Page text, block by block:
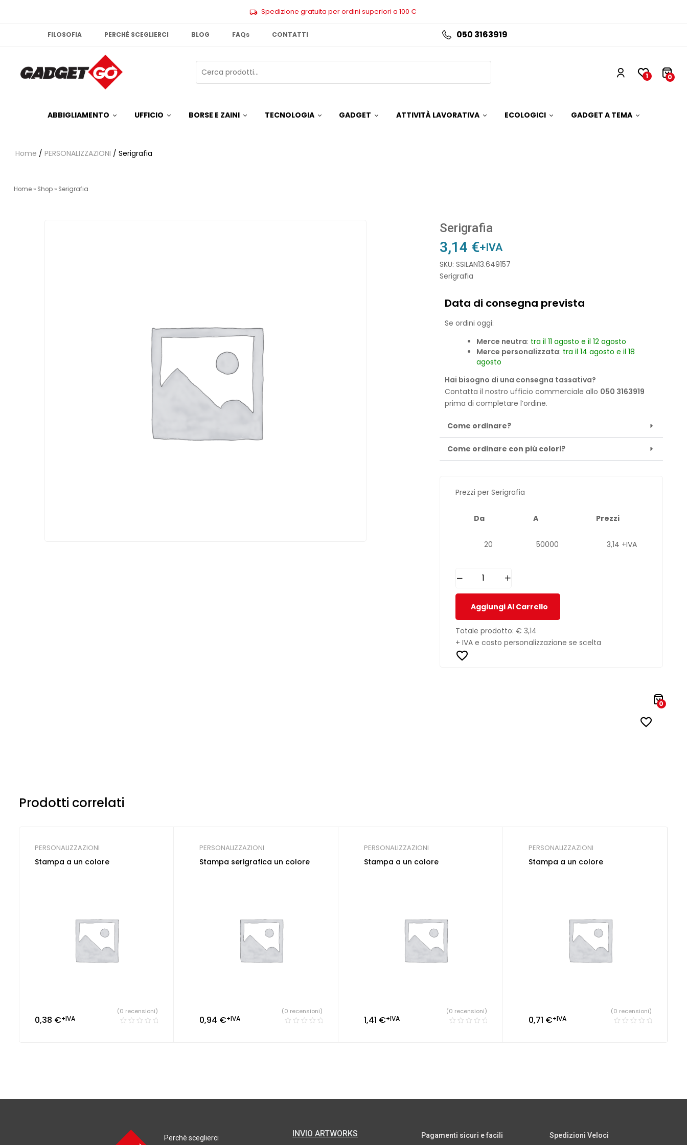
Spedizione gratuita per ordini superiori a 100 €
FILOSOFIA PERCHÈ SCEGLIERCI BLOG FAQs CONTATTI 050 3163919
1 0
ABBIGLIAMENTO UFFICIO BORSE E ZAINI TECNOLOGIA GADGET ATTIVITÀ LAVORATIVA ECOLOGICI GADGET A TEMA
Home / PERSONALIZZAZIONI / Serigrafia
Home » Shop » Serigrafia
Serigrafia
3,14 €+IVA
SKU: SSILAN13.649157
Serigrafia
Data di consegna prevista
Se ordini oggi:
Merce neutra: tra il 11 agosto e il 12 agosto
Merce personalizzata: tra il 14 agosto e il 18
agosto
Hai bisogno di una consegna tassativa?
Contatta il nostro ufficio commerciale allo 050 3163919
prima di completare l’ordine.
Come ordinare?
Come ordinare con più colori?
Prezzi per Serigrafia
Da A Prezzi
20 50000 3,14 +IVA
Aggiungi Al Carrello
Totale prodotto: € 3,14
+ IVA e costo personalizzazione se scelta
0
Prodotti correlati
PERSONALIZZAZIONI
Stampa a un colore
0,38 €+IVA
(0 recensioni)
PERSONALIZZAZIONI
Stampa serigrafica un colore
0,94 €+IVA
(0 recensioni)
PERSONALIZZAZIONI
Stampa a un colore
1,41 €+IVA
(0 recensioni)
PERSONALIZZAZIONI
Stampa a un colore
0,71 €+IVA
(0 recensioni)
Perchè sceglierci INVIO ARTWORKS Pagamenti sicuri e facili Spedizioni Veloci